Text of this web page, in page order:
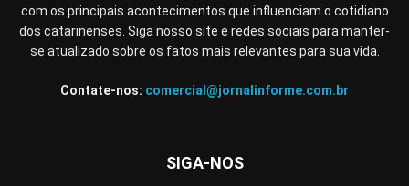
com os principais acontecimentos que influenciam o cotidiano
dos catarinenses. Siga nosso site e redes sociais para manter-
se atualizado sobre os fatos mais relevantes para sua vida.
Contate-nos: comercial@jornalinforme.com.br
SIGA-NOS